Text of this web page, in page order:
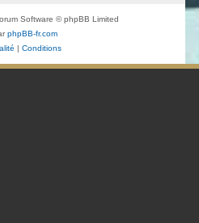
Software © phpBB Limited
phpBB-fr.com
| Conditions